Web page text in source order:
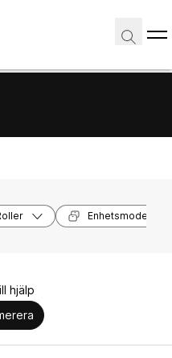
Enhetsmodeller
hjälp